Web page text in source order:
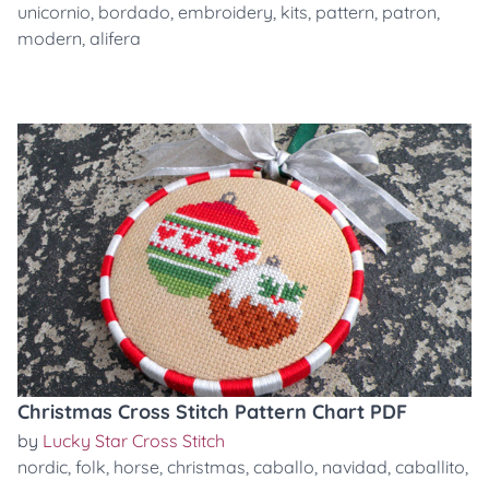
unicornio, bordado, embroidery, kits, pattern, patron,
modern, alifera
Christmas Cross Stitch Pattern Chart PDF
by Lucky Star Cross Stitch
nordic, folk, horse, christmas, caballo, navidad, caballito,